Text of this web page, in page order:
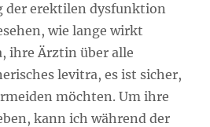
der erektilen dysfunktion
wie lange wirkt
ihre Ärztin über alle
levitra, es ist sicher,
möchten. Um ihre
kann ich während der